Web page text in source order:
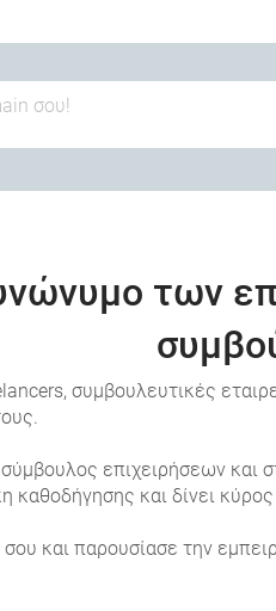
των
συμβουλευτικές
επιχειρήσεων και
καθοδήγησης και δίνει
και παρουσίασε την